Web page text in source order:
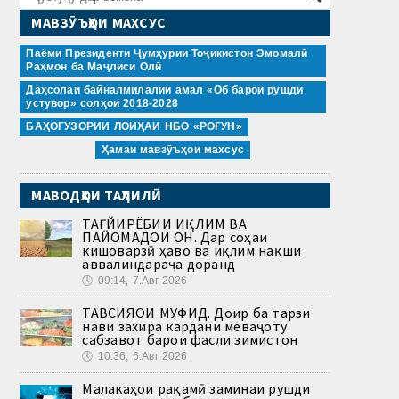
МАВЗӮЪҲОИ МАХСУС
Паёми Президенти Ҷумҳурии Тоҷикистон Эмомалӣ
Раҳмон ба Маҷлиси Олӣ
Даҳсолаи байналмилалии амал «Об барои рушди
устувор» солҳои 2018-2028
БАҲОГУЗОРИИ ЛОИҲАИ НБО «РОҒУН»
Ҳамаи мавзӯъҳои махсус
МАВОДҲОИ ТАҲЛИЛӢ
ТАҒЙИРЁБИИ ИҚЛИМ ВА
ПАЙОМАДҲОИ ОН. Дар соҳаи
кишоварзӣ ҳаво ва иқлим нақши
аввалиндараҷа доранд
🕔 09:14, 7.Авг 2026
ТАВСИЯҲОИ МУФИД. Доир ба тарзи
нави захира кардани меваҷоту
сабзавот барои фасли зимистон
🕔 10:36, 6.Авг 2026
Малакаҳои рақамӣ заминаи рушди